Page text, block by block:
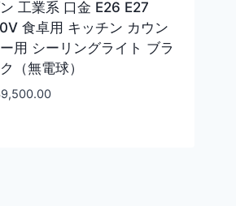
工業系 口金 E26 E27
食卓用 キッチン カウン
用 シーリングライト ブラ
（無電球）